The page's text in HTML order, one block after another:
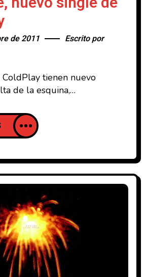
de 2011
Escrito por
ColdPlay tienen nuevo
de la esquina,
venta "Mylo Xyloto", que
tendrá su quinto disco de
tanto nos lo va
su polémico "Every